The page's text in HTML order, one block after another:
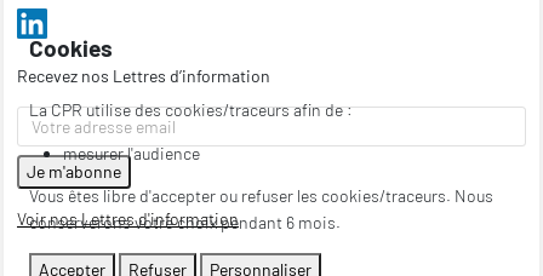
Cookies
La CPR utilise des cookies/traceurs afin de :
mesurer l'audience
Vous êtes libre d'accepter ou refuser les cookies/traceurs. Nous
conserverons votre choix pendant 6 mois.
Accepter Refuser Personnaliser
Recevez nos Lettres d’information
Voir nos Lettres d'information